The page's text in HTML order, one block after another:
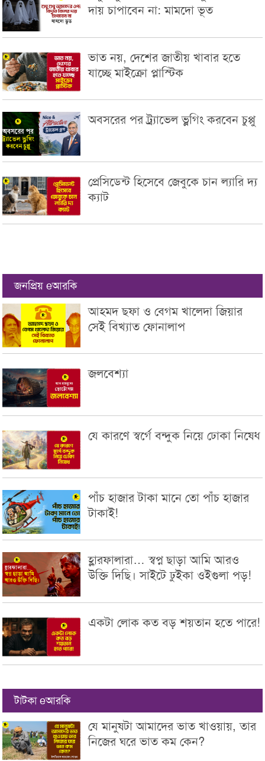
দায় চাপাবেন না: মামদো ভূত
ভাত নয়, দেশের জাতীয় খাবার হতে
যাচ্ছে মাইক্রো প্লাস্টিক
অবসরের পর ট্র্যাভেল ভ্লগিং করবেন চুপ্পু
প্রেসিডেন্ট হিসেবে জেবুকে চান ল্যারি দ্য
ক্যাট
জনপ্রিয় eআরকি
আহমদ ছফা ও বেগম খালেদা জিয়ার
সেই বিখ্যাত ফোনালাপ
জলবেশ্যা
যে কারণে স্বর্গে বন্দুক নিয়ে ঢোকা নিষেধ
পাঁচ হাজার টাকা মানে তো পাঁচ হাজার
টাকাই!
হ্লারফালারা… স্বপ্ন ছাড়া আমি আরও
উক্তি দিছি। সাইটে ঢুইকা ওইগুলা পড়!
একটা লোক কত বড় শয়তান হতে পারে!
টাটকা eআরকি
যে মানুষটা আমাদের ভাত খাওয়ায়, তার
নিজের ঘরে ভাত কম কেন?